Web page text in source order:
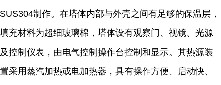
SUS304制作。在塔体内部与外壳之间有足够的保温层，
填充材料为超细玻璃棉，塔体设有观察门、视镜、光源
及控制仪表，由电气控制操作台控制和显示。其热源装
置采用蒸汽加热或电加热器，具有操作方便、启动快、